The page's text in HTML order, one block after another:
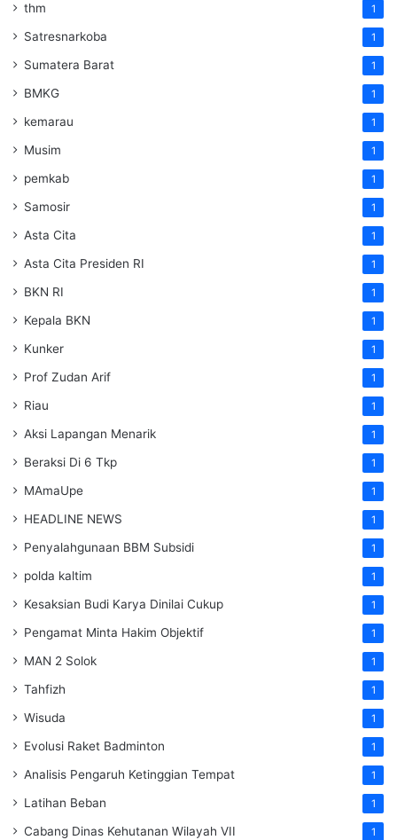
thm 1
Satresnarkoba 1
Sumatera Barat 1
BMKG 1
kemarau 1
Musim 1
pemkab 1
Samosir 1
Asta Cita 1
Asta Cita Presiden RI 1
BKN RI 1
Kepala BKN 1
Kunker 1
Prof Zudan Arif 1
Riau 1
Aksi Lapangan Menarik 1
Beraksi Di 6 Tkp 1
MAmaUpe 1
HEADLINE NEWS 1
Penyalahgunaan BBM Subsidi 1
polda kaltim 1
Kesaksian Budi Karya Dinilai Cukup 1
Pengamat Minta Hakim Objektif 1
MAN 2 Solok 1
Tahfizh 1
Wisuda 1
Evolusi Raket Badminton 1
Analisis Pengaruh Ketinggian Tempat 1
Latihan Beban 1
Cabang Dinas Kehutanan Wilayah VII 1